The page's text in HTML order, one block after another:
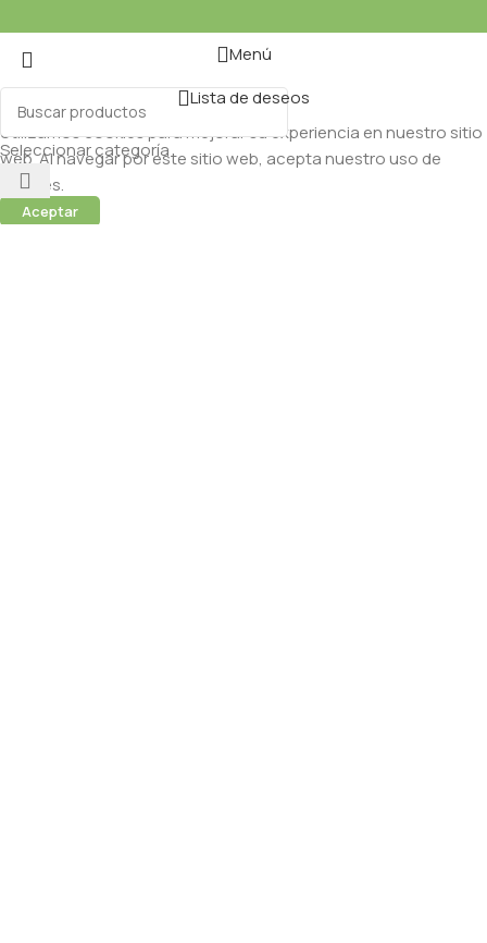
Seleccionar categoría
Menú
Lista de deseos
Utilizamos cookies para mejorar su experiencia en nuestro sitio
web. Al navegar por este sitio web, acepta nuestro uso de
cookies.
Aceptar